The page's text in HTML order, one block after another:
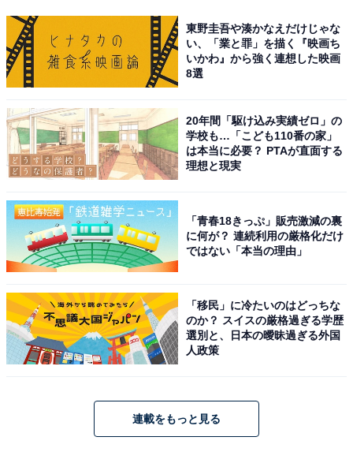
東野圭吾や湊かなえだけじゃな
い、「業と罪」を描く『映画ち
いかわ』から強く連想した映画
8選
20年間「駆け込み実績ゼロ」の
学校も…「こども110番の家」
は本当に必要？ PTAが直面する
理想と現実
「青春18きっぷ」販売激減の裏
に何が？ 連続利用の厳格化だけ
ではない「本当の理由」
「移民」に冷たいのはどっちな
のか？ スイスの厳格過ぎる学歴
選別と、日本の曖昧過ぎる外国
人政策
連載をもっと見る